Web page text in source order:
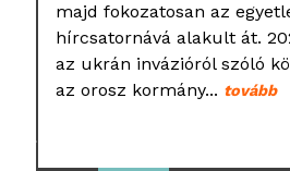
majd fokozatosan az
hírcsatornává alakult át.
az ukrán invázióról szóló
az orosz kormány... tovább